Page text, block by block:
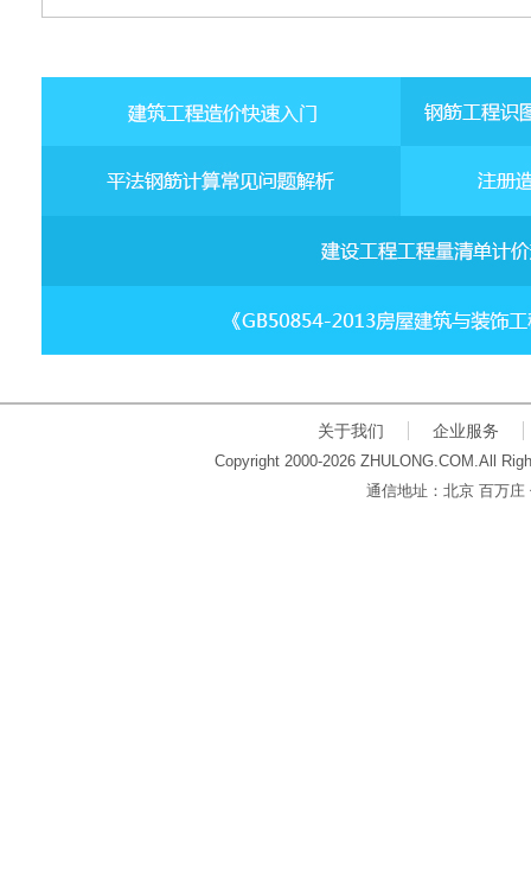
关于我们 企业服务
Copyright 2000-2026 ZHULONG.COM.All
通信地址：北京 百万